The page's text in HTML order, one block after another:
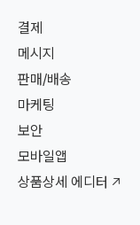
결제
메시지
판매/배송
마케팅
보안
모바일앱
상품상세 에디터